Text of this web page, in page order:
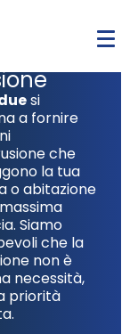
si
a fornire
che
la tua
o abitazione
Siamo
che la
non è
necessità,
priorità